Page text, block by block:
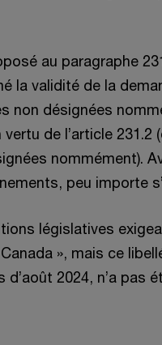
au paragraphe
la validité de la
désignées
de l’article
nommément).
peu importe
législatives
», mais ce
2024, n’a pas